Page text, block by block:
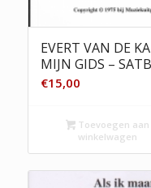
EVERT VAN DE
MIJN GIDS –
€15,00
Toevoegen aan
winkelwagen